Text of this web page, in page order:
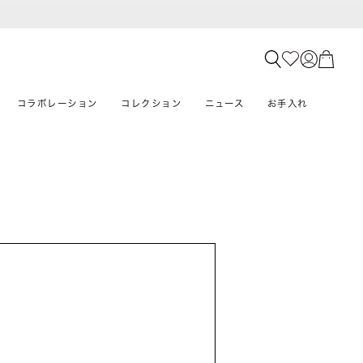
コラボレーション コレクション ニュース お手入れ